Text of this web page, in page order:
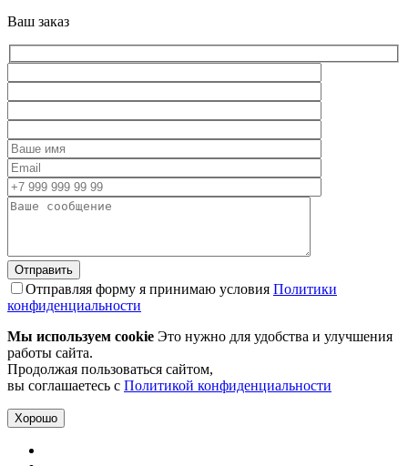
Ваш заказ
Отправляя форму я принимаю условия Политики
конфиденциальности
Мы используем cookie Это нужно для удобства и улучшения
работы сайта.
Продолжая пользоваться сайтом,
вы соглашаетесь с Политикой конфиденциальности
Хорошо